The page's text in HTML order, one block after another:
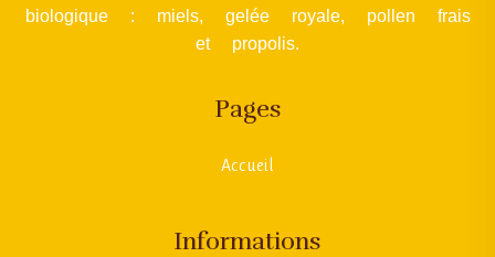
biologique : miels, gelée royale, pollen frais
et propolis.
Pages
Accueil
Informations